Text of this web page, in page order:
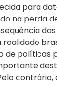
para
na perda